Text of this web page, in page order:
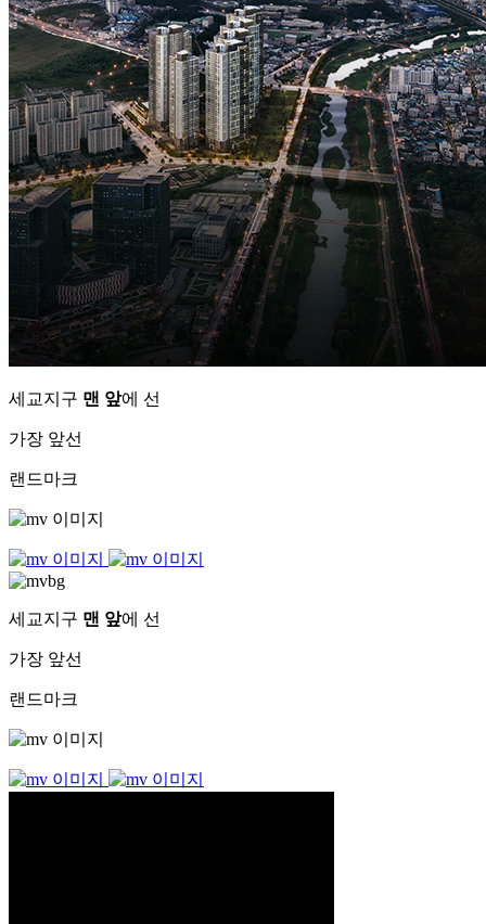
세교지구 맨 앞에 선
가장 앞선
랜드마크
세교지구 맨 앞에 선
가장 앞선
랜드마크